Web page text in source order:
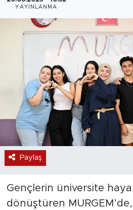
YAYINLANMA
Paylaş
Gençlerin üniversite
dönüştüren MURGEM’de,
Resmi İlanlar
Sağlık
Spor
Turizm